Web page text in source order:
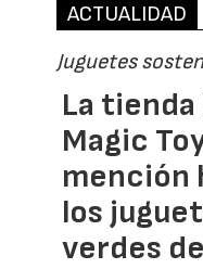
ACTUALIDAD
Juguetes
La
Magic
mención
los
verdes